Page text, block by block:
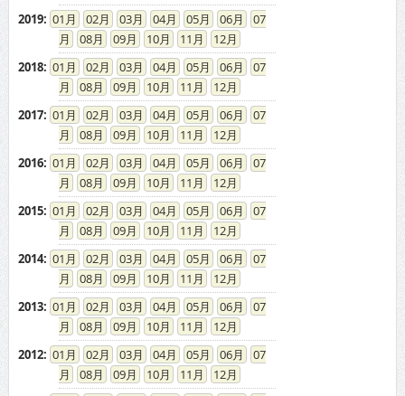
2018: 01 02 03 04 05 06
07
08
09 10 11
12
2017: 01 02 03 04 05 06
07
08
09 10 11
12
2016: 01 02 03 04 05 06
07
08
09 10 11
12
2015: 01 02 03 04 05 06
07
08
09 10 11
12
2014: 01 02 03 04 05 06
07
08
09 10 11
12
2013: 01 02 03 04 05 06
07
08
09 10 11
12
2012: 01 02 03 04 05 06
07
08
09 10 11
12
2011: 01 02 03 04 05 06
07
08
09 10 11
12